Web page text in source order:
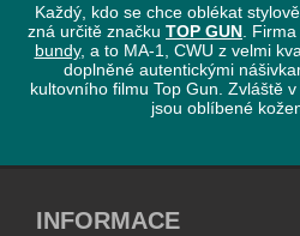
Každý, kdo se chce oblékat
zná určitě značku TOP GUN .
bundy, a to MA-1, CWU z velmi
doplněné autentickými
kultovního filmu Top Gun. Zvláště
jsou oblíbené
INFORMACE